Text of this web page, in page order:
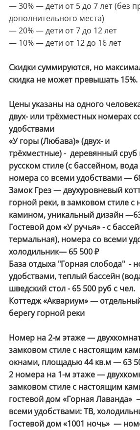
— 30% — дети от 5 до 7 лет (без
дополнительного места)
— 20% — дети от 7 до 12 лет
— 10% — дети от 12 до 16 лет
Скидки суммируются, но
скидка не может превышать 15%.
Цены указаны на одного
двух- или трёхместных номерах
удобствами
«У горы (Любава)» (двух- и
трёхместные) - деревянный сруб
русском стиле (с бассейном,
номера со всеми удобствами —
Замок Грез — двухуровневый
горной реки, в замковом стиле с
камином, уникальный дизайн
Гостевой дом «У ручья» - с
термальная), номера со всеми
холодильник— 65 500 ₽
База отдыха "Горная слобода" -
удобствами, теплый бассейн
шведский стол - 65 500 руб с чел.
Коттедж «Аквариум» —
берегу горной реки
Номер на 2-м этаже —
замковом стиле с настоящим
окнами, площадью 44 кв.м — 63
2 номера на 1-м этаже —
замковом стиле с настоящим
гостевой дом «Горная Лаванда»
всеми удобствами: ТВ,
Гостевой дом «1001 ночь» —